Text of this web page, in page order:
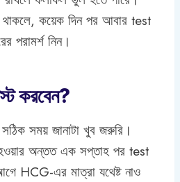
থাকলে, কয়েক দিন পর আবার test
পরামর্শ নিন।
করবেন?
সময় জানাটা খুব জরুরি।
অন্তত এক সপ্তাহ পর test
HCG-এর মাত্রা যথেষ্ট নাও